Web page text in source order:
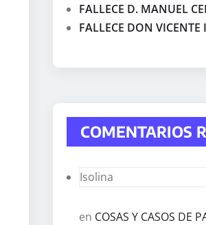
FALLECE D. MANUEL
FALLECE DON VICENTE
COMENTARIOS
Isolina
en COSAS Y CASOS DE